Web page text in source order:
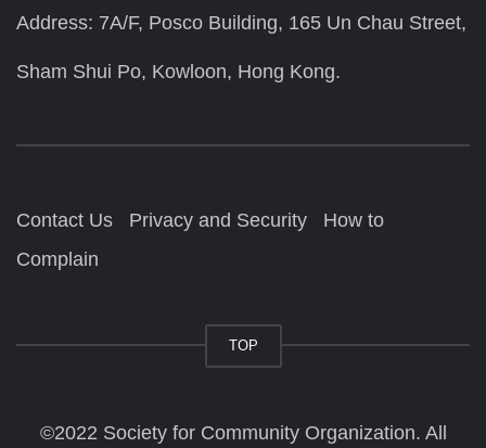
Address: 7A/F, Posco Building, 165 Un Chau Street,
Sham Shui Po, Kowloon, Hong Kong.
Contact Us Privacy and Security
How to
Complain
TOP
©2022 Society for Community Organization. All